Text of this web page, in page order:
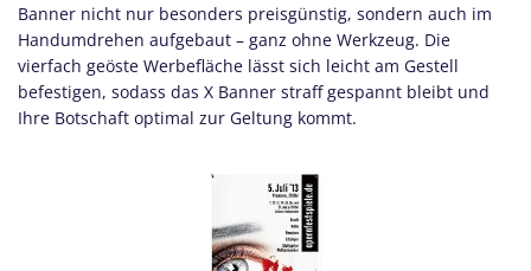
Banner nicht nur besonders preisgünstig, sondern auch im
Handumdrehen aufgebaut – ganz ohne Werkzeug. Die
vierfach geöste Werbefläche lässt sich leicht am Gestell
befestigen, sodass das X Banner straff gespannt bleibt und
Ihre Botschaft optimal zur Geltung kommt.